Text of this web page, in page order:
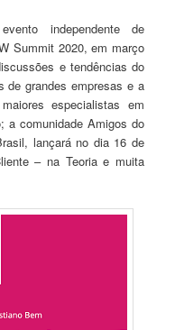
independente de
Summit 2020, em março
e tendências do
de grandes empresas e a
especialistas em
a comunidade Amigos do
lançará no dia 16 de
– na Teoria e muita